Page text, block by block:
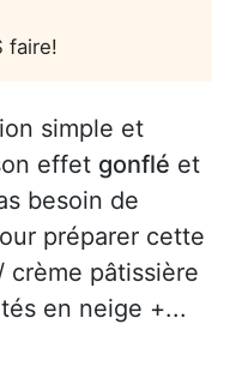
faire!
simple et
effet gonflé et
besoin de
préparer cette
crème pâtissière
en neige +...